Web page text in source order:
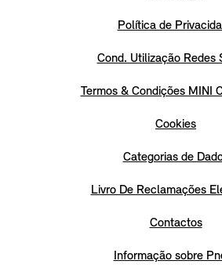
Política de
Cond. Utilização Redes
Termos & Condições MINI
Cookies
Categorias de
Livro De Reclamações
Contactos
Informação sobre